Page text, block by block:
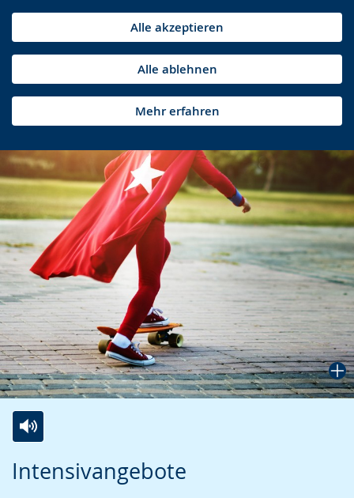
Alle akzeptieren
Alle ablehnen
Mehr erfahren
Intensivangebote
Leichten
Audio-
Video